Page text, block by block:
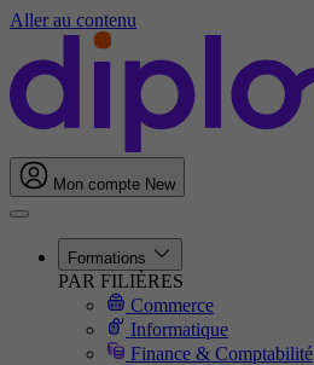
Aller au contenu
Mon compte New
Formations
PAR FILIÈRES
Commerce
Informatique
Finance & Comptabilité